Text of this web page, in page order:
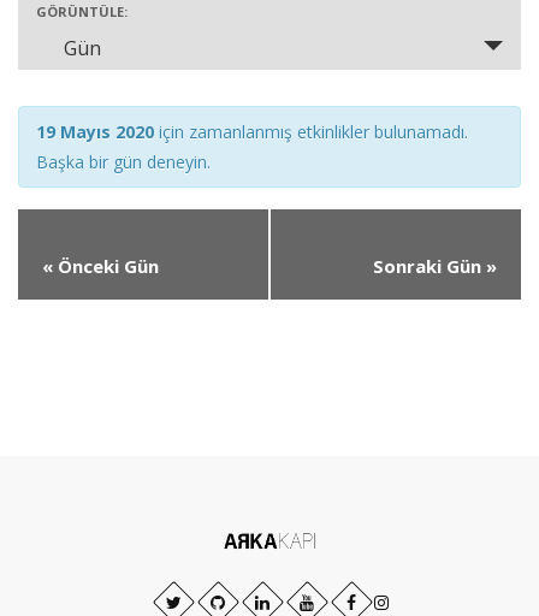
Search
and
Views
Navigation
Etkinlik
Views
Navigation
GÖRÜNTÜLE:
Gün
19 Mayıs 2020 için zamanlanmış etkinlikler bulunamadı.
Başka bir gün deneyin.
« Önceki Gün Sonraki Gün »